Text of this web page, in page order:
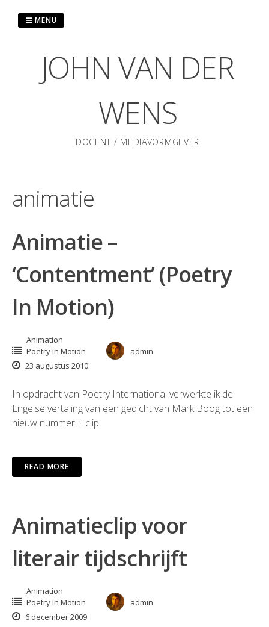
JOHN VAN DER
WENS
DOCENT / MEDIAVORMGEVER
MENU
animatie
Animatie –
‘Contentment’ (Poetry
In Motion)
Animation
Poetry In Motion
admin
23 augustus 2010
In opdracht van Poetry International verwerkte ik de
Engelse vertaling van een gedicht van Mark Boog tot een
nieuw nummer + clip.
READ MORE
Animatieclip voor
literair tijdschrijft
Animation
Poetry In Motion
admin
6 december 2009